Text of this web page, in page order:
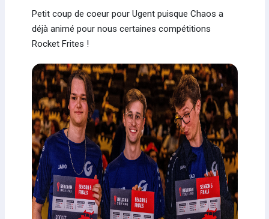
Petit coup de coeur pour Ugent puisque Chaos a
déjà animé pour nous certaines compétitions
Rocket Frites !